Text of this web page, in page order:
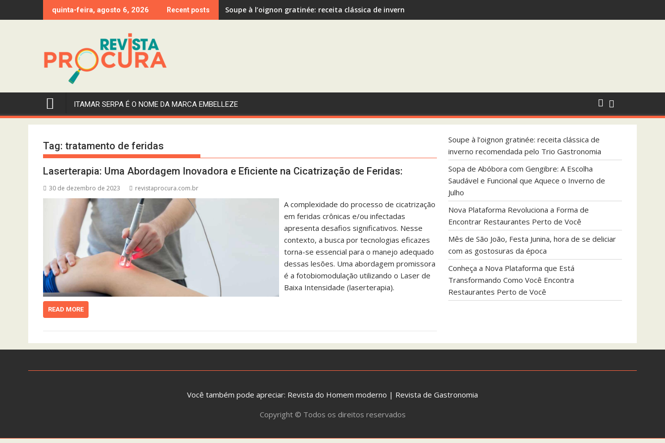
to
quinta-feira, agosto 6, 2026 Recent posts Soupe à l’oignon gratinée: receita clássica de inverno recomendada pelo Trio Gastronomia
Sopa de Abóbora com Gengibre: A Escolha Saudável e Funcional que Aquece o Inverno de Julho
ITAMAR SERPA É O NOME DA MARCA EMBELLEZE
Tag: tratamento de feridas
Laserterapia: Uma Abordagem Inovadora e Eficiente na Cicatrização de Feridas:
30 de dezembro de 2023 revistaprocura.com.br
A complexidade do processo de cicatrização
em feridas crônicas e/ou infectadas
apresenta desafios significativos. Nesse
contexto, a busca por tecnologias eficazes
torna-se essencial para o manejo adequado
dessas lesões. Uma abordagem promissora
é a fotobiomodulação utilizando o Laser de
Baixa Intensidade (laserterapia).
READ MORE
Soupe à l’oignon gratinée: receita clássica de
inverno recomendada pelo Trio Gastronomia
Sopa de Abóbora com Gengibre: A Escolha
Saudável e Funcional que Aquece o Inverno de
Julho
Nova Plataforma Revoluciona a Forma de
Encontrar Restaurantes Perto de Você
Mês de São João, Festa Junina, hora de se deliciar
com as gostosuras da época
Conheça a Nova Plataforma que Está
Transformando Como Você Encontra
Restaurantes Perto de Você
Você também pode apreciar: Revista do Homem moderno | Revista de Gastronomia
Copyright © Todos os direitos reservados